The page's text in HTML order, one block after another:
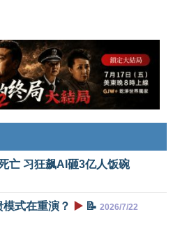
亡 习狂飙AI砸3亿人饭碗
式在重演？ ▶️ 📝 2026/7/22